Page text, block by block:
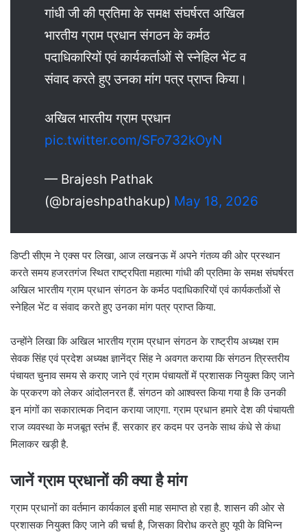
गांधी जी की प्रतिमा के समक्ष संघर्षरत अखिल
भारतीय ग्राम प्रधान संगठन के कर्मठ
पदाधिकारियों एवं कार्यकर्ताओं से स्नेहिल भेंट व
संवाद करते हुए उनका मांग पत्र प्राप्त किया।
अखिल भारतीय ग्राम प्रधान
pic.twitter.com/SFo732kOyN
— Brajesh Pathak
(@brajeshpathakup) May 18, 2026
डिप्टी सीएम ने एक्स पर लिखा, आज लखनऊ में अपने गंतव्य की ओर प्रस्थान
करते समय हजरतगंज स्थित राष्ट्रपिता महात्मा गांधी की प्रतिमा के समक्ष संघर्षरत
अखिल भारतीय ग्राम प्रधान संगठन के कर्मठ पदाधिकारियों एवं कार्यकर्ताओं से
स्नेहिल भेंट व संवाद करते हुए उनका मांग पत्र प्राप्त किया.
उन्होंने लिखा कि अखिल भारतीय ग्राम प्रधान संगठन के राष्ट्रीय अध्यक्ष राम
सेवक सिंह एवं प्रदेश अध्यक्ष ज्ञानेंद्र सिंह ने अवगत कराया कि संगठन त्रिस्तरीय
पंचायत चुनाव समय से कराए जाने एवं ग्राम पंचायतों में प्रशासक नियुक्त किए जाने
के प्रकरण को लेकर आंदोलनरत हैं. संगठन को आश्वस्त किया गया है कि उनकी
इन मांगों का सकारात्मक निदान कराया जाएगा. ग्राम प्रधान हमारे देश की पंचायती
राज व्यवस्था के मजबूत स्तंभ हैं. सरकार हर कदम पर उनके साथ कंधे से कंधा
मिलाकर खड़ी है.
जानें ग्राम प्रधानों की क्या है मांग
ग्राम प्रधानों का वर्तमान कार्यकाल इसी माह समाप्त हो रहा है. शासन की ओर से
प्रशासक नियुक्त किए जाने की चर्चा है, जिसका विरोध करते हुए यूपी के विभिन्न